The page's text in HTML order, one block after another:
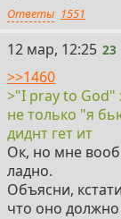
Ответы 1551
23
12 мар, 12:25 23
>>1460
>"I pray to God"
не только "я
диднт гет ит
Ок, но мне
ладно.
Объясни,
что оно